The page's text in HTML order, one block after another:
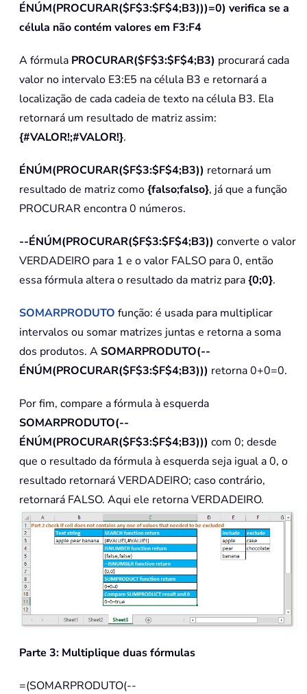
ÉNÚM(PROCURAR($F$3:$F$4;B3)))=0) verifica se a
célula não contém valores em F3:F4
A fórmula PROCURAR($F$3:$F$4;B3) procurará cada
valor no intervalo E3:E5 na célula B3 e retornará a
localização de cada cadeia de texto na célula B3. Ela
retornará um resultado de matriz assim:
{#VALOR!;#VALOR!}.
ÉNÚM(PROCURAR($F$3:$F$4;B3)) retornará um
resultado de matriz como{falso;falso}, já que a função
PROCURAR encontra 0 números.
--ÉNÚM(PROCURAR($F$3:$F$4;B3)) converte o valor
VERDADEIRO para 1 e o valor FALSO para 0, então
essa fórmula altera o resultado da matriz para{0;0}.
SOMARPRODUTO função: é usada para multiplicar
intervalos ou somar matrizes juntas e retorna a soma
dos produtos. ASOMARPRODUTO(--
ÉNÚM(PROCURAR($F$3:$F$4;B3))) retorna 0+0=0.
Por fim, compare a fórmula à esquerda
SOMARPRODUTO(--
ÉNÚM(PROCURAR($F$3:$F$4;B3))) com 0; desde
que o resultado da fórmula à esquerda seja igual a 0, o
resultado retornará VERDADEIRO; caso contrário,
retornará FALSO. Aqui ele retorna VERDADEIRO.
Parte 3: Multiplique duas fórmulas
=(SOMARPRODUTO(--